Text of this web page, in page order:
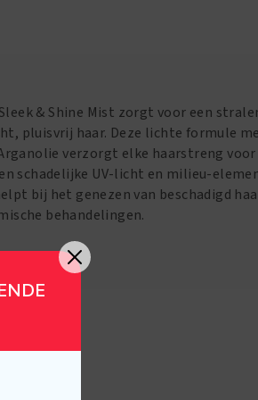
& Shine Mist zorgt voor een
pluisvrij haar. Deze lichte formule
verzorgt elke haarstreng
schadelijke UV-licht en milieu-
bij het genezen van beschadigd
behandelingen.